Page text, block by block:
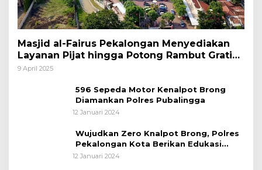
Masjid al-Fairus Pekalongan Menyediakan
Layanan Pijat hingga Potong Rambut Gratis
bagi Pemudik Lebaran 2025
9 April 2025
596 Sepeda Motor Kenalpot Brong
Diamankan Polres Pubalingga
12 Januari 2024
Wujudkan Zero Knalpot Brong, Polres
Pekalongan Kota Berikan Edukasi
Kepada Pelajar
12 Januari 2024